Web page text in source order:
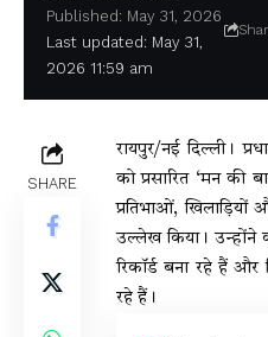
Last updated: May 31,
2026 11:59 am
Published: May 31, 2026
SHARE
रायपुर/नई दिल्ली।
को प्रसारित ‘मन की
प्रतिभाओं, खिलाड़ियों
उल्लेख किया। उन्होंने
रिकॉर्ड बना रहे हैं और
रहे हैं।